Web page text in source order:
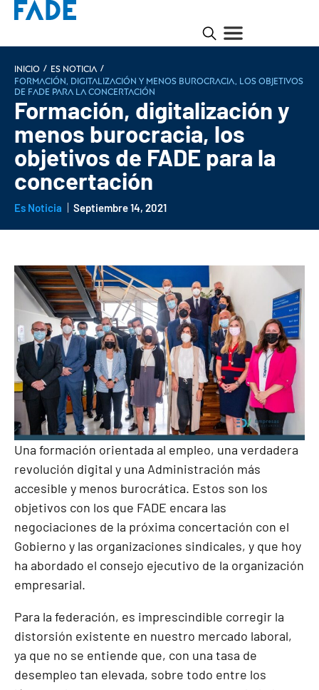
INICIO / Es noticia /
Formación, digitalización y menos burocracia, los objetivos
de FADE para la concertación
Formación, digitalización y
menos burocracia, los
objetivos de FADE para la
concertación
Es Noticia Septiembre 14, 2021
Una formación orientada al empleo, una verdadera
revolución digital y una Administración más
accesible y menos burocrática. Estos son los
objetivos con los que FADE encara las
negociaciones de la próxima concertación con el
Gobierno y las organizaciones sindicales, y que hoy
ha abordado el consejo ejecutivo de la organización
empresarial.
Para la federación, es imprescindible corregir la
distorsión existente en nuestro mercado laboral,
ya que no se entiende que, con una tasa de
desempleo tan elevada, sobre todo entre los